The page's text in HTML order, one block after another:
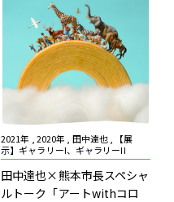
2021年 , 2020年 , 田中達也 , 【展
示】ギャラリーI、ギャラリーII
田中達也×熊本市長スペシャ
ルトーク 「アートwithコロ